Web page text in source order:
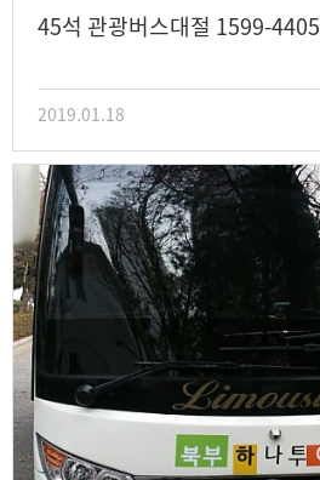
45석 관광버스대절 1599-4405
2019.01.18